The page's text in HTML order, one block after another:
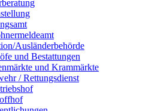
Ausländerbehörde
und Bestattungen
und Krammärkte
/ Rettungsdienst